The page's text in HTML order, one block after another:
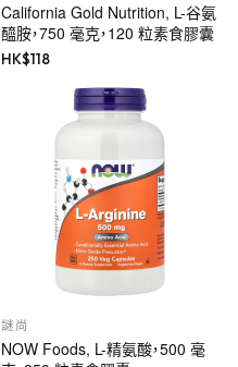
California Gold Nutrition, L-谷氨
醯胺，750 毫克，120 粒素食膠囊
HK$118
謎尚
NOW Foods, L-精氨酸，500 毫